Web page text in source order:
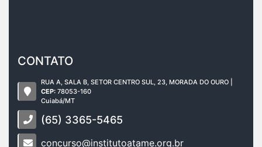
CONTATO
RUA A, SALA B, SETOR CENTRO SUL, 23, MORADA DO OURO |
CEP: 78053-160
Cuiabá/MT
(65) 3365-5465
concurso@institutoatame.org.br